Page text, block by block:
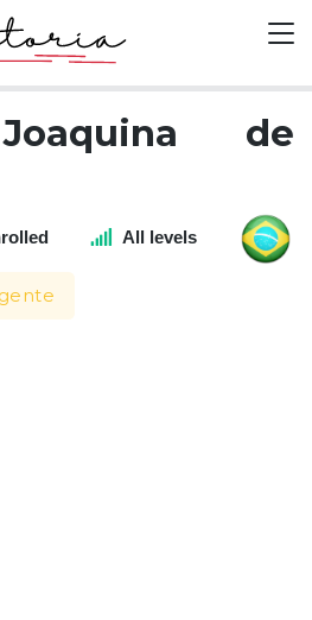
de
All levels